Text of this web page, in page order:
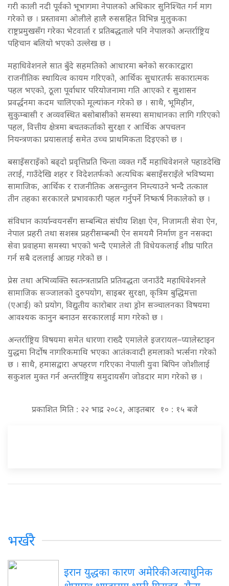
गरी काली नदी पूर्वको भूभागमा नेपालको अधिकार सुनिश्चित गर्न माग
गरेको छ । प्रस्तावमा ओलीले हालै रुससहित विभिन्न मुलुकका
राष्ट्रप्रमुखसँग गरेका भेटवार्ता र प्रतिबद्धताले पनि नेपालको अन्तर्राष्ट्रिय
पहिचान बलियो भएको उल्लेख छ ।
महाधिवेशनले सात बुँदे सहमतिको आधारमा बनेको सरकारद्वारा
राजनीतिक स्थायित्व कायम गरिएको, आर्थिक सुधारतर्फ सकारात्मक
पहल भएको, ठूला पूर्वाधार परियोजनामा गति आएको र सुशासन
प्रवर्द्धनमा कदम चालिएको मूल्यांकन गरेको छ । साथै, भूमिहीन,
सुकुम्बासी र अव्यवस्थित बसोबासीको समस्या समाधानका लागि गरिएको
पहल, वित्तीय क्षेत्रमा बचतकर्ताको सुरक्षा र आर्थिक अपचलन
नियन्त्रणका प्रयासलाई समेत उच्च प्राथमिकता दिइएको छ ।
बसाइँसराइँको बढ्दो प्रवृत्तिप्रति चिन्ता व्यक्त गर्दै महाधिवेशनले पहाडदेखि
तराई, गाउँदेखि शहर र विदेशतर्फको अत्यधिक बसाइँसराइँले भविष्यमा
सामाजिक, आर्थिक र राजनीतिक असन्तुलन निम्त्याउने भन्दै तत्काल
तीन तहका सरकारले प्रभावकारी पहल गर्नुपर्ने निष्कर्ष निकालेको छ ।
संविधान कार्यान्वयनसँग सम्बन्धित संघीय शिक्षा ऐन, निजामती सेवा ऐन,
नेपाल प्रहरी तथा सशस्त्र प्रहरीसम्बन्धी ऐन समयमै निर्माण हुन नसक्दा
सेवा प्रवाहमा समस्या भएको भन्दै एमालेले ती विधेयकलाई शीघ्र पारित
गर्न सबै दललाई आग्रह गरेको छ ।
प्रेस तथा अभिव्यक्ति स्वतन्त्रताप्रति प्रतिवद्धता जनाउँदै महाधिवेशनले
सामाजिक सञ्जालको दुरुपयोग, साइबर सुरक्षा, कृत्रिम बुद्धिमत्ता
(एआई) को प्रयोग, विद्युतीय कारोबार तथा ड्रोन सञ्चालनका विषयमा
आवश्यक कानुन बनाउन सरकारलाई माग गरेको छ ।
अन्तर्राष्ट्रिय विषयमा समेत धारणा राख्दै एमालेले इजरायल–प्यालेस्टाइन
युद्धमा निर्दोष नागरिकमाथि भएका आतंकवादी हमलाको भर्त्सना गरेको
छ । साथै, हमासद्वारा अपहरण गरिएका नेपाली युवा बिपिन जोशीलाई
सकुशल मुक्त गर्न अन्तर्राष्ट्रिय समुदायसँग जोडदार माग गरेको छ ।
प्रकाशित मिति : २२ भाद्र २०८२, आइतबार १० : १५ बजे
भर्खरै
इरान युद्धका कारण अमेरिकी अत्याधुनिक